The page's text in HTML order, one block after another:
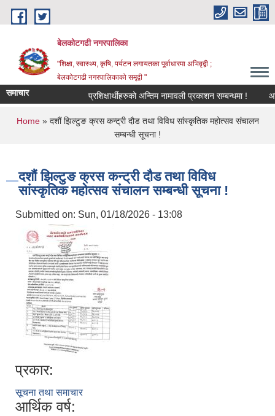
Skip to main content
बेलकोटगढी नगरपालिका
"शिक्षा, स्वास्थ्य, कृषि, पर्यटन लगायतका पूर्वाधारमा अभिवृद्वी ;
बेलकोटगढी नगरपालिकाको समृद्वी "
समाचार प्रशिक्षार्थीहरुको अन्तिम नामावली प्रकाशन सम्बन्धमा ! आ.व.
You are here
Home» दशौं झिल्टुङ क्रस कन्ट्री दौड तथा विविध सांस्कृतिक महोत्सव संचालन
सम्बन्धी सूचना !
दशौं झिल्टुङ क्रस कन्ट्री दौड तथा विविध
सांस्कृतिक महोत्सव संचालन सम्बन्धी सूचना !
Submitted on: Sun, 01/18/2026 - 13:08
प्रकार:
सूचना तथा समाचार
आर्थिक वर्ष: